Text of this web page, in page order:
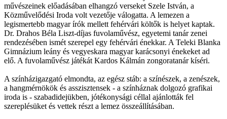
művészeinek előadásában elhangzó verseket Szele István, a
Közművelődési Iroda volt vezetője válogatta. A lemezen a
legismertebb magyar írók mellett fehérvári költők is helyet kaptak.
Dr. Drahos Béla Liszt-díjas fuvolaművész, egyetemi tanár zenei
rendezésében ismét szerepel egy fehérvári énekkar. A Teleki Blanka
Gimnázium leány és vegyeskara magyar karácsonyi énekeket ad
elő. A fuvolaművész játékát Kardos Kálmán zongoratanár kíséri.
A színházigazgató elmondta, az egész stáb: a színészek, a zenészek,
a hangmérnökök és asszisztensek - a színháznak dolgozó grafikai
iroda is - szabadidejükben, jótékonysági céllal ajánlották fel
szereplésüket és vettek részt a lemez összeállításában.